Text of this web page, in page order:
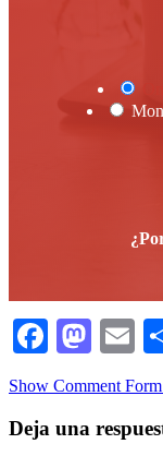
Show Comment Form
Deja una